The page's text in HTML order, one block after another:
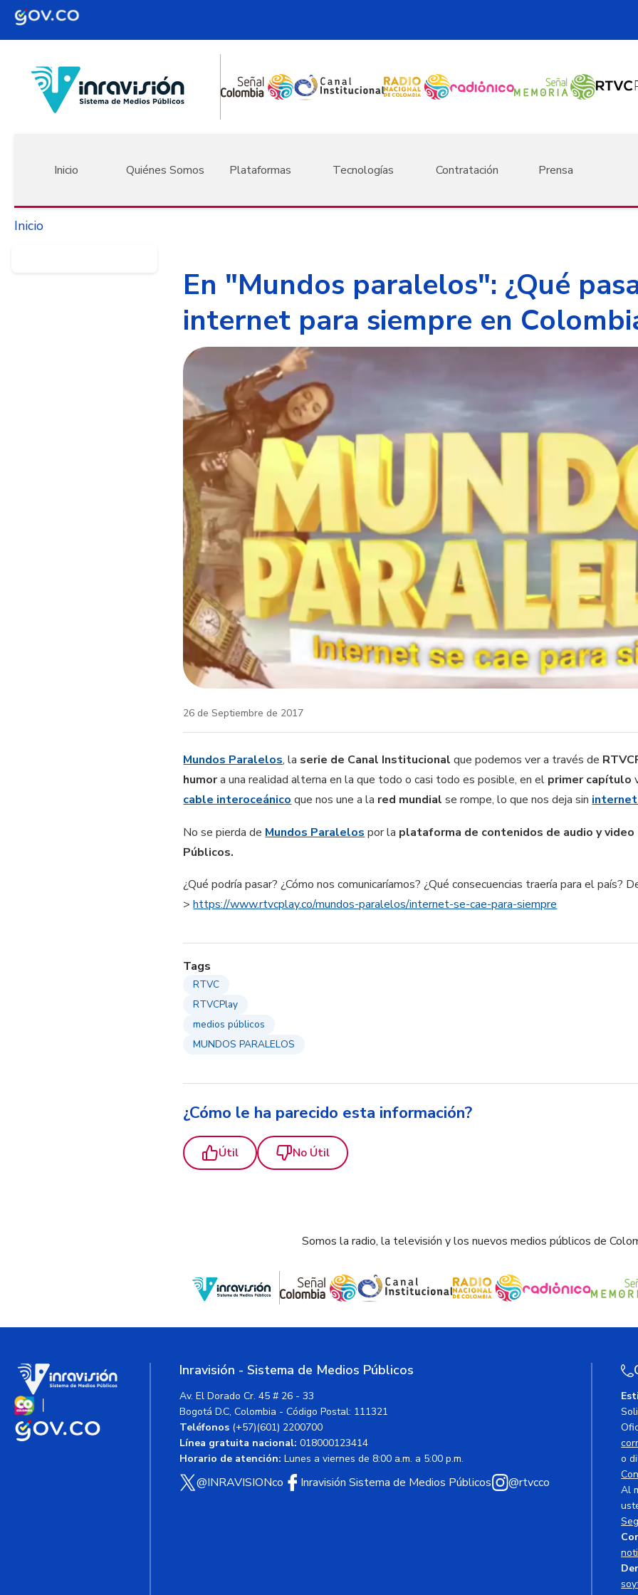
Pasar al contenido principal
Inicio Quiénes Somos Plataformas Tecnologías Contratación Prensa
Inicio
En "Mundos paralelos": ¿Qué
internet para siempre en
26 de Septiembre de 2017
Mundos Paralelos, la serie de Canal Institucionalque podemos ver a través de
humora una realidad alterna en la que todo o casi todo es posible, en el primer capítulo
cable interoceánico que nos une a la red mundial se rompe, lo que nos deja sin
No se pierda de Mundos Paralelos por la plataforma de contenidos de audio y video
Públicos.
¿Qué podría pasar? ¿Cómo nos comunicaríamos? ¿Qué consecuencias traería para el país?
>https://www.rtvcplay.co/mundos-paralelos/internet-se-cae-para-siempre
Tags
RTVC
RTVCPlay
medios públicos
MUNDOS PARALELOS
¿Cómo le ha parecido esta información?
Útil No Útil
Somos la radio, la televisión y los nuevos medios públicos de
Inravisión - Sistema de Medios Públicos
Av. El Dorado Cr. 45 # 26 - 33
Bogotá D.C, Colombia - Código Postal: 111321
Teléfonos (+57)(601) 2200700
Línea gratuita nacional: 018000123414
Horario de atención: Lunes a viernes de 8:00 a.m. a 5:00 p.m.
@INRAVISIONco Inravisión Sistema de Medios Públicos @rtvcco
o
Al